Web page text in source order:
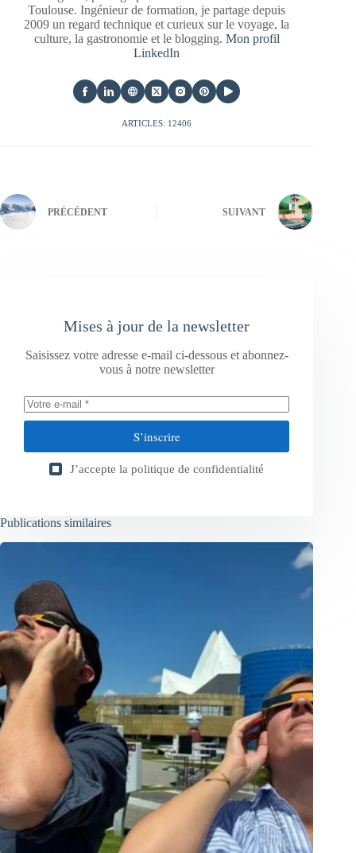
Toulouse. Ingénieur de formation, je partage depuis
2009 un regard technique et curieux sur le voyage, la
culture, la gastronomie et le blogging. Mon profil
LinkedIn
ARTICLES: 12406
PRÉCÉDENT SUIVANT
Mises à jour de la newsletter
Saisissez votre adresse e-mail ci-dessous et abonnez-
vous à notre newsletter
S’inscrire
J’accepte la politique de confidentialité
Publications similaires